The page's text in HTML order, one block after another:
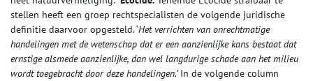
stellen heeft een groep rechtspecialisten de volgende juridische
definitie daarvoor opgesteld. ‘Het verrichten van onrechtmatige
handelingen met de wetenschap dat er een aanzienlijke kans bestaat dat
ernstige alsmede aanzienlijke, dan wel langdurige schade aan het milieu
wordt toegebracht door deze handelingen.’In de volgende column